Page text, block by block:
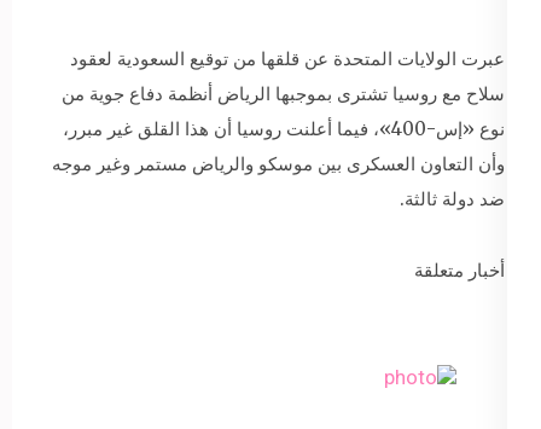
عبرت الولايات المتحدة عن قلقها من توقيع السعودية لعقود
سلاح مع روسيا تشترى بموجبها الرياض أنظمة دفاع جوية من
نوع «إس-400»، فيما أعلنت روسيا أن هذا القلق غير مبرر،
وأن التعاون العسكرى بين موسكو والرياض مستمر وغير موجه
ضد دولة ثالثة.
أخبار متعلقة